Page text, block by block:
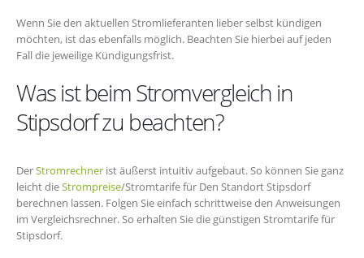
Wenn Sie den aktuellen Stromlieferanten lieber selbst kündigen
möchten, ist das ebenfalls möglich. Beachten Sie hierbei auf jeden
Fall die jeweilige Kündigungsfrist.
Was ist beim Stromvergleich in
Stipsdorf zu beachten?
DerStromrechner ist äußerst intuitiv aufgebaut. So können Sie ganz
leicht dieStrompreise/Stromtarife für Den Standort Stipsdorf
berechnen lassen. Folgen Sie einfach schrittweise den Anweisungen
im Vergleichsrechner. So erhalten Sie die günstigen Stromtarife für
Stipsdorf.